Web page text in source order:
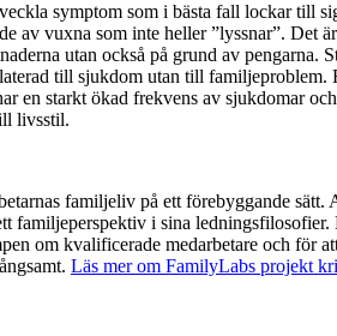
symptom som i bästa fall lockar till
vuxna som inte heller ”lyssnar”. Det
utan också på grund av pengarna.
till sjukdom utan till
en starkt ökad frekvens av sjukdomar
livsstil.
familjeliv på ett förebyggande
i sina
om kvalificerade medarbetare och för
Läs mer om FamilyLabs projekt